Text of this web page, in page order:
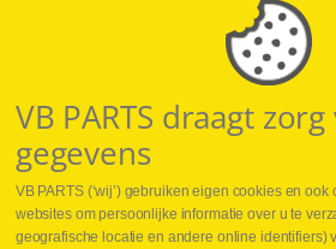
Volg ons op Social Media
VB PARTS draagt
gegevens
VB PARTS (‘wij’) gebruiken eigen cookies en
websites om persoonlijke informatie over u te
geografische locatie en andere online identifiers)